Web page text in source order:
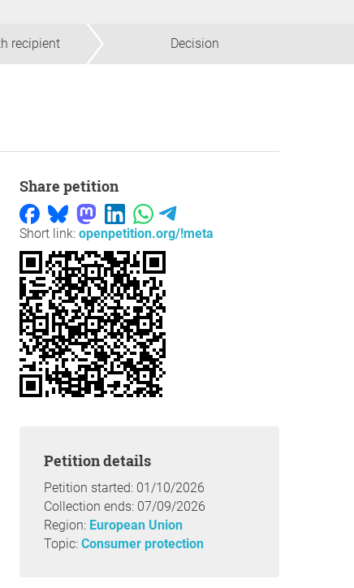
recipient Decision
Share petition
Short link: openpetition.org/!meta
Petition details
Petition started: 01/10/2026
Collection ends: 07/09/2026
Region: European Union
Topic: Consumer protection